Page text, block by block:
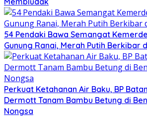
54 Pendaki Bawa Semangat
Gunung Ranai, Merah Putih Berkibar
Perkuat Ketahanan Air Baku, BP
Dermott Tanam Bambu Betung di
Nongsa